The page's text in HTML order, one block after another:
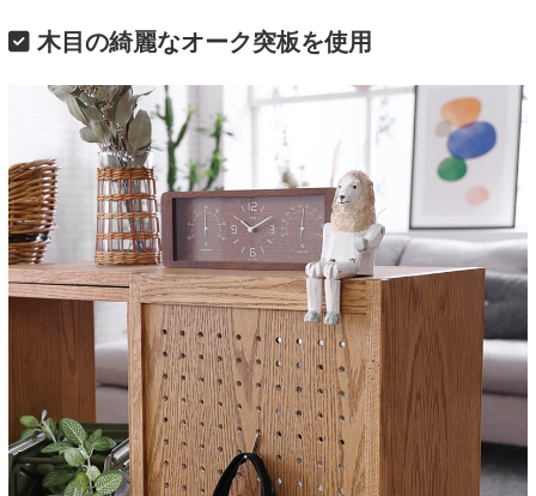
木目の綺麗なオーク突板を使用